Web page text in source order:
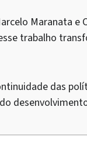
Maranata e
trabalho
das